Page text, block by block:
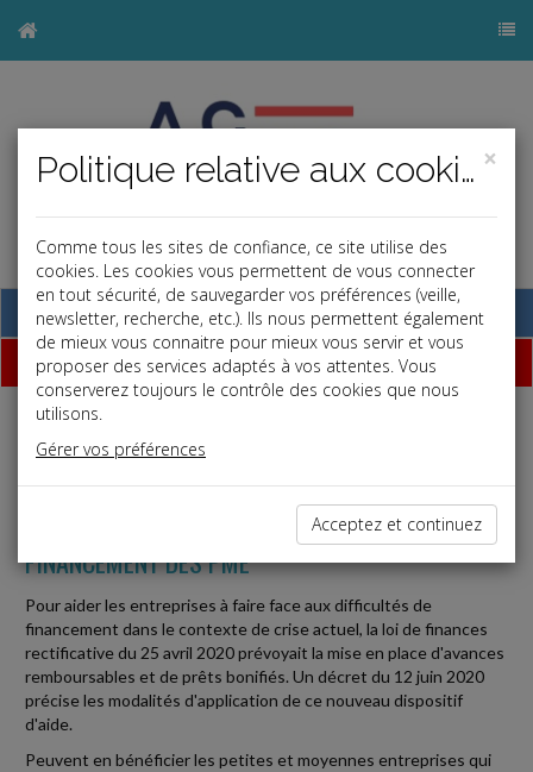
Base documentaire
Dépêches
Vie des affaires
Date: 2020-06-24
COVID-19 : NOUVEAU DISPOSITIF D'AIDE AU
FINANCEMENT DES PME
Pour aider les entreprises à faire face aux difficultés de
financement dans le contexte de crise actuel, la loi de finances
rectificative du 25 avril 2020 prévoyait la mise en place d'avances
remboursables et de prêts bonifiés. Un décret du 12 juin 2020
précise les modalités d'application de ce nouveau dispositif
d'aide.
Peuvent en bénéficier les petites et moyennes entreprises qui
×
Politique relative aux cookies
Comme tous les sites de confiance, ce site utilise des
cookies. Les cookies vous permettent de vous connecter
en tout sécurité, de sauvegarder vos préférences (veille,
newsletter, recherche, etc.). Ils nous permettent également
de mieux vous connaitre pour mieux vous servir et vous
proposer des services adaptés à vos attentes. Vous
conserverez toujours le contrôle des cookies que nous
utilisons.
Gérer vos préférences
Acceptez et continuez